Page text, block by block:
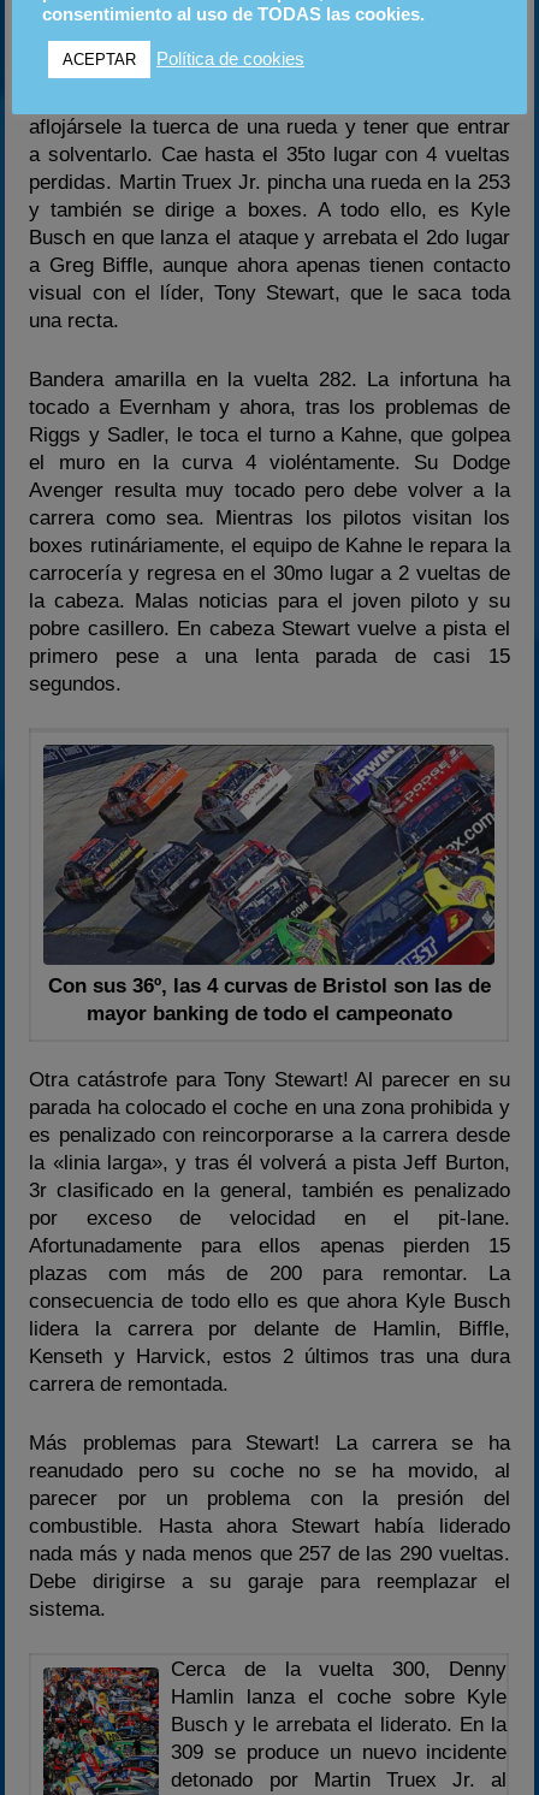
Stewart, Sadler, Kahne, Biffle y Kyle
Busch.
aflojársele la tuerca de una rueda y tener que entrar
a solventarlo. Cae hasta el 35to lugar con 4 vueltas
perdidas. Martin Truex Jr. pincha una rueda en la 253
y también se dirige a boxes. A todo ello, es Kyle
Busch en que lanza el ataque y arrebata el 2do lugar
a Greg Biffle, aunque ahora apenas tienen contacto
visual con el líder, Tony Stewart, que le saca toda
una recta.
Bandera amarilla en la vuelta 282. La infortuna ha
tocado a Evernham y ahora, tras los problemas de
Riggs y Sadler, le toca el turno a Kahne, que golpea
el muro en la curva 4 violéntamente. Su Dodge
Avenger resulta muy tocado pero debe volver a la
carrera como sea. Mientras los pilotos visitan los
boxes rutináriamente, el equipo de Kahne le repara la
carrocería y regresa en el 30mo lugar a 2 vueltas de
la cabeza. Malas noticias para el joven piloto y su
pobre casillero. En cabeza Stewart vuelve a pista el
primero pese a una lenta parada de casi 15
segundos.
Con sus 36º, las 4 curvas de Bristol son las de
mayor banking de todo el campeonato
Otra catástrofe para Tony Stewart! Al parecer en su
parada ha colocado el coche en una zona prohibida y
es penalizado con reincorporarse a la carrera desde
la «linia larga», y tras él volverá a pista Jeff Burton,
3r clasificado en la general, también es penalizado
por exceso de velocidad en el pit-lane.
Afortunadamente para ellos apenas pierden 15
plazas com más de 200 para remontar. La
consecuencia de todo ello es que ahora Kyle Busch
lidera la carrera por delante de Hamlin, Biffle,
Kenseth y Harvick, estos 2 últimos tras una dura
carrera de remontada.
Más problemas para Stewart! La carrera se ha
reanudado pero su coche no se ha movido, al
parecer por un problema con la presión del
combustible. Hasta ahora Stewart había liderado
nada más y nada menos que 257 de las 290 vueltas.
Debe dirigirse a su garaje para reemplazar el
sistema.
Cerca de la vuelta 300, Denny
Hamlin lanza el coche sobre Kyle
Busch y le arrebata el liderato. En la
309 se produce un nuevo incidente
detonado por Martin Truex Jr. al
consentimiento al uso de TODAS las cookies.
ACEPTAR Política de cookies